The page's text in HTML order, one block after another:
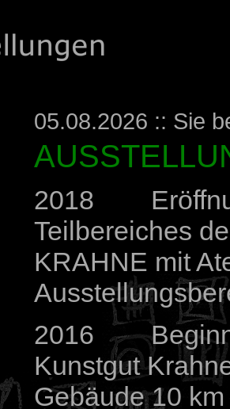
05.08.2026 :: Sie
2018
Teilbereiches
KRAHNE mit
2016 Beginn
Kunstgut
Gebäude 10